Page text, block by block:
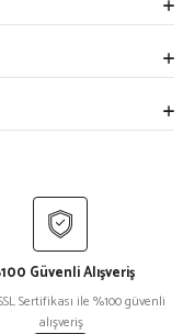
Güvenli Alışveriş
Sertifikası ile %100 güvenli
alışveriş